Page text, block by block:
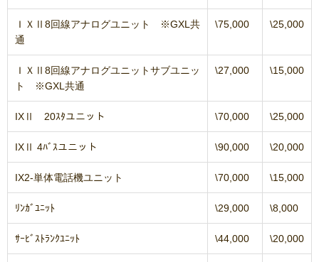
ＩＸⅡ8回線アナログユニット ※GXL共
通
\75,000 \25,000
ＩＸⅡ8回線アナログユニットサブユニッ
ト ※GXL共通
\27,000 \15,000
IXⅡ 20ｽﾀユニット \70,000 \25,000
IXⅡ 4ﾊﾞｽユニット \90,000 \20,000
IX2-単体電話機ユニット \70,000 \15,000
ﾘﾝｶﾞﾕﾆｯﾄ \29,000 \8,000
ｻｰﾋﾞｽﾄﾗﾝｸﾕﾆｯﾄ \44,000 \20,000